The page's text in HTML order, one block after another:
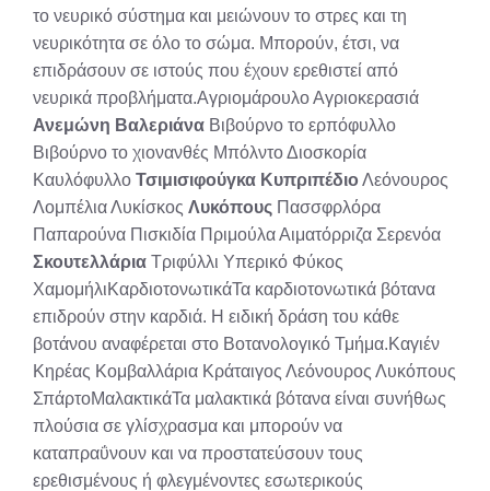
το νευρικό σύστημα και μειώνουν το στρες και τη
νευρικότητα σε όλο το σώμα. Μπορούν, έτσι, να
επιδράσουν σε ιστούς που έχουν ερεθιστεί από
νευρικά προβλήματα.Αγριομάρουλο Αγριοκερασιά
Ανεμώνη Βαλεριάνα Βιβούρνο το ερπόφυλλο
Βιβούρνο το χιονανθές Μπόλντο Διοσκορία
Καυλόφυλλο Τσιμισιφούγκα Κυπριπέδιο Λεόνουρος
Λομπέλια Λυκίσκος Λυκόπους Πασσφρλόρα
Παπαρούνα Πισκιδία Πριμούλα Αιματόρριζα Σερενόα
Σκουτελλάρια Τριφύλλι Υπερικό Φύκος
ΧαμομήλιΚαρδιοτονωτικάΤα καρδιοτονωτικά βότανα
επιδρούν στην καρδιά. Η ειδική δράση του κάθε
βοτάνου αναφέρεται στο Βοτανολογικό Τμήμα.Καγιέν
Κηρέας Κομβαλλάρια Κράταιγος Λεόνουρος Λυκόπους
ΣπάρτοΜαλακτικάΤα μαλακτικά βότανα είναι συνήθως
πλούσια σε γλίσχρασμα και μπορούν να
καταπραΰνουν και να προστατεύσουν τους
ερεθισμένους ή φλεγμένοντες εσωτερικούς